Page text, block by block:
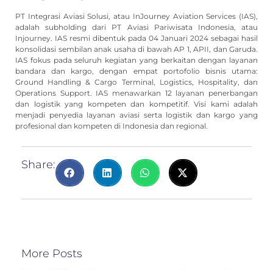
PT Integrasi Aviasi Solusi, atau InJourney Aviation Services (IAS),
adalah subholding dari PT Aviasi Pariwisata Indonesia, atau
Injourney. IAS resmi dibentuk pada 04 Januari 2024 sebagai hasil
konsolidasi sembilan anak usaha di bawah AP 1, APII, dan Garuda.
IAS fokus pada seluruh kegiatan yang berkaitan dengan layanan
bandara dan kargo, dengan empat portofolio bisnis utama:
Ground Handling & Cargo Terminal, Logistics, Hospitality, dan
Operations Support. IAS menawarkan 12 layanan penerbangan
dan logistik yang kompeten dan kompetitif. Visi kami adalah
menjadi penyedia layanan aviasi serta logistik dan kargo yang
profesional dan kompeten di Indonesia dan regional.
Share:
More Posts